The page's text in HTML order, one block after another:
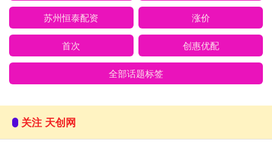
苏州恒泰配资 涨价
首次 创惠优配
全部话题标签
关注 天创网